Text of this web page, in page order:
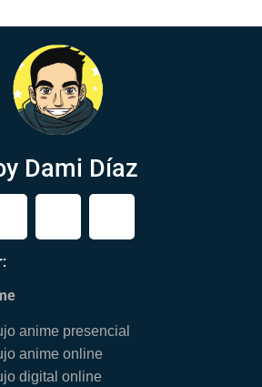
Dami Díaz
t
u
e
r
anime presencial
anime online
digital online